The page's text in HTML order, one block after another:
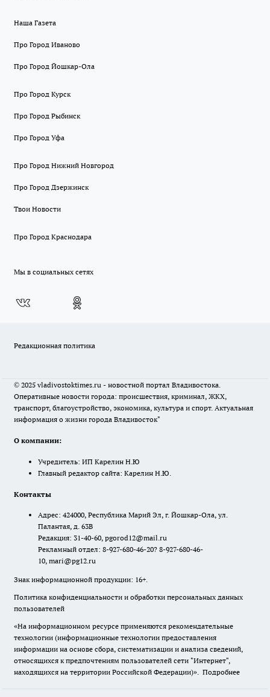
Наша Газета
Про Город Иваново
Про Город Йошкар-Ола
Про Город Курск
Про Город Рыбинск
Про Город Уфа
Про Город Нижний Новгород
Про Город Дзержинск
Твои Новости
Про Город Краснодара
Мы в социальных сетях
Редакционная политика
© 2025 vladivostoktimes.ru - новостной портал Владивостока.
Оперативные новости города: происшествия, криминал, ЖКХ,
транспорт, благоустройство, экономика, культура и спорт. Актуальная
информация о жизни города Владивосток"
О компании:
Учредитель: ИП Карелин Н.Ю
Главный редактор сайта: Карелин Н.Ю.
Контакты
Адрес: 424000, Республика Марий Эл, г. Йошкар-Ола, ул.
Палантая, д. 63В
Редакция: 31-40-60, pgorod12@mail.ru
Рекламный отдел: 8-927-680-46-20? 8-927-680-46-
10, mari@pg12.ru
Знак информационной продукции: 16+.
Политика конфиденциальности и обработки персональных данных
пользователей
«На информационном ресурсе применяются рекомендательные
технологии (информационные технологии предоставления
информации на основе сбора, систематизации и анализа сведений,
относящихся к предпочтениям пользователей сети "Интернет",
находящихся на территории Российской Федерации)». Подробнее